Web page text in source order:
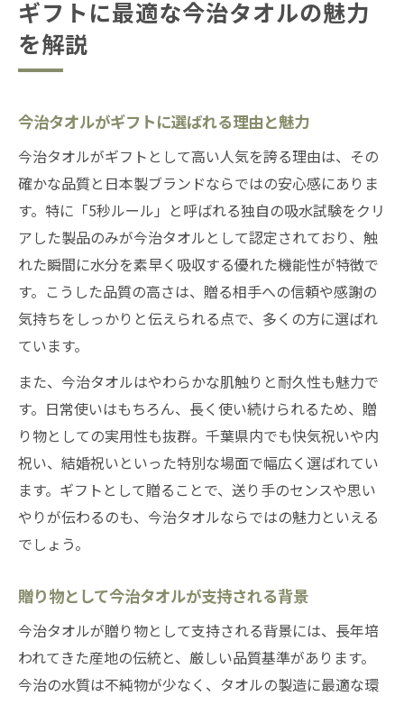
ギフトに最適な今治タオルの魅力
を解説
今治タオルがギフトに選ばれる理由と魅力
今治タオルがギフトとして高い人気を誇る理由は、その
確かな品質と日本製ブランドならではの安心感にありま
す。特に「5秒ルール」と呼ばれる独自の吸水試験をクリ
アした製品のみが今治タオルとして認定されており、触
れた瞬間に水分を素早く吸収する優れた機能性が特徴で
す。こうした品質の高さは、贈る相手への信頼や感謝の
気持ちをしっかりと伝えられる点で、多くの方に選ばれ
ています。
また、今治タオルはやわらかな肌触りと耐久性も魅力で
す。日常使いはもちろん、長く使い続けられるため、贈
り物としての実用性も抜群。千葉県内でも快気祝いや内
祝い、結婚祝いといった特別な場面で幅広く選ばれてい
ます。ギフトとして贈ることで、送り手のセンスや思い
やりが伝わるのも、今治タオルならではの魅力といえる
でしょう。
贈り物として今治タオルが支持される背景
今治タオルが贈り物として支持される背景には、長年培
われてきた産地の伝統と、厳しい品質基準があります。
今治の水質は不純物が少なく、タオルの製造に最適な環